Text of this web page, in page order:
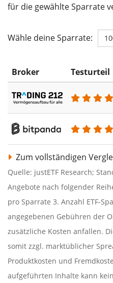
für die gewählte Sparrate
Wähle deine Sparrate:
Broker Testurteil
Zum vollständigen
Quelle: justETF Research;
Angebote nach folgender
pro Sparrate 3. Anzahl ETF-
angegebenen Gebühren der
zusätzliche Kosten anfallen.
somit zzgl. marktüblicher
Produktkosten und
aufgeführten Inhalte kann